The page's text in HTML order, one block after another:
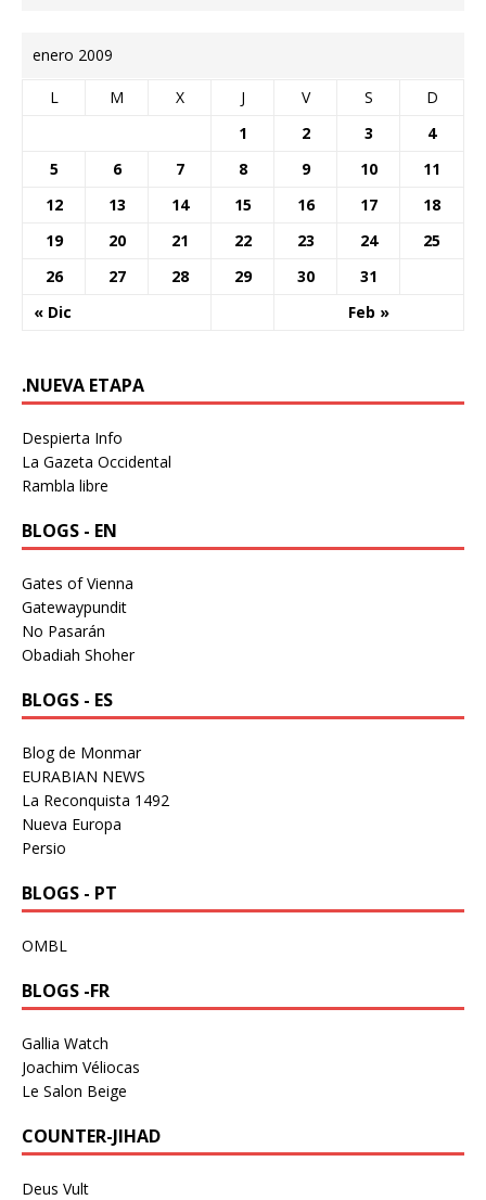
enero 2009
L M X J V S D
« Dic Feb »
1 2 3
4
5
6 7 8 9 10
11
12
13 14 15 16 17
18
19
20 21 22 23 24
25
26
27 28 29 30 31
.NUEVA ETAPA
Despierta Info
La Gazeta Occidental
Rambla libre
BLOGS - EN
Gates of Vienna
Gatewaypundit
No Pasarán
Obadiah Shoher
BLOGS - ES
Blog de Monmar
EURABIAN NEWS
La Reconquista 1492
Nueva Europa
Persio
BLOGS - PT
OMBL
BLOGS -FR
Gallia Watch
Joachim Véliocas
Le Salon Beige
COUNTER-JIHAD
Deus Vult